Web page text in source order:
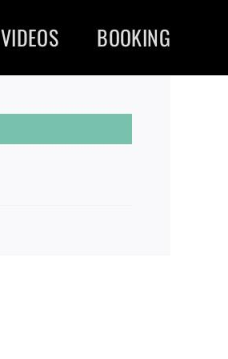
VIDEOS BOOKING